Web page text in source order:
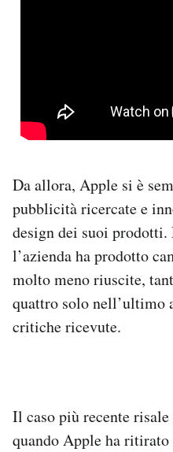
Da allora, Apple si è
pubblicità ricercate e
design dei suoi prodotti.
l’azienda ha prodotto
molto meno riuscite,
quattro solo nell’ultimo
critiche ricevute.
Il caso più recente
quando Apple ha